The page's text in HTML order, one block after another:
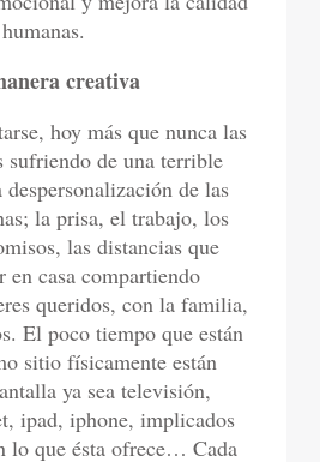
creativa
hoy más que nunca las
sufriendo de una terrible
de las
la prisa, el trabajo, los
las distancias que
en casa compartiendo
queridos, con la familia,
El poco tiempo que están
sitio físicamente están
ya sea televisión,
ipad, iphone, implicados
lo que ésta ofrece… Cada